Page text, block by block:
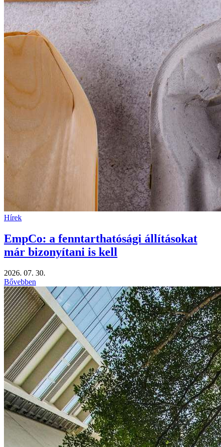
Hírek
EmpCo: a fenntarthatósági állításokat
már bizonyítani is kell
2026. 07. 30.
Bővebben